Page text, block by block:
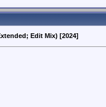
Edit Mix) [2024]